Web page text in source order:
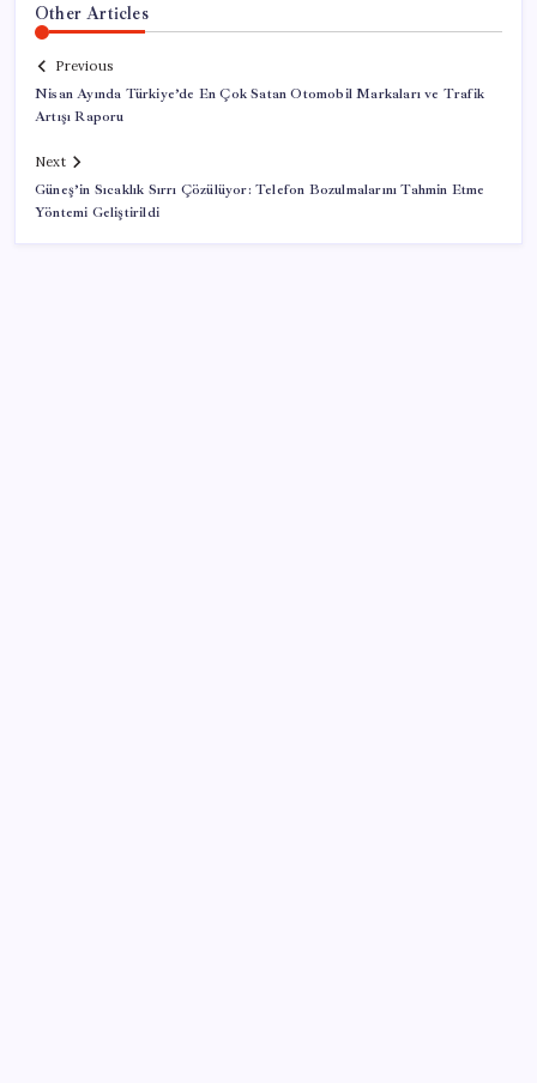
Other Articles
Previous
Nisan Ayında Türkiye’de En Çok Satan Otomobil Markaları ve Trafik
Artışı Raporu
Next
Güneş’in Sıcaklık Sırrı Çözülüyor: Telefon Bozulmalarını Tahmin Etme
Yöntemi Geliştirildi